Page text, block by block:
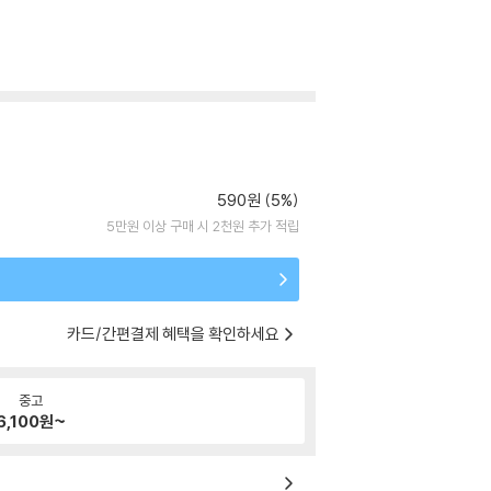
590원 (5%)
5만원 이상 구매 시 2천원 추가 적립
카드/간편결제 혜택을 확인하세요
중고
원~